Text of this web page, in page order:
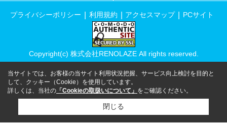
プライバシーポリシー 利用規約 アクセスマップ PCサイト
Copyright(c) 株式会社RENOLAZE All rights reserved.
当サイトでは、お客様の当サイト利用状況把握、サービス向上検討を目的と
して、クッキー（Cookie）を使用しています。
詳しくは、当社の 「Cookieの取扱いについて」 をご確認ください。
閉じる